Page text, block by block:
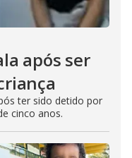
após ser
ter sido detido por
cinco anos.